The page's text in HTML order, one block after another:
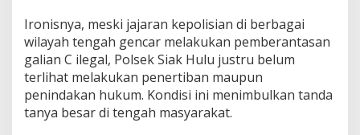
,
P
l
e
k
Ironisnya, meski jajaran kepolisian di berbagai
wilayah tengah gencar melakukan pemberantasan
galian C ilegal, Polsek Siak Hulu justru belum
terlihat melakukan penertiban maupun
penindakan hukum. Kondisi ini menimbulkan tanda
tanya besar di tengah masyarakat.